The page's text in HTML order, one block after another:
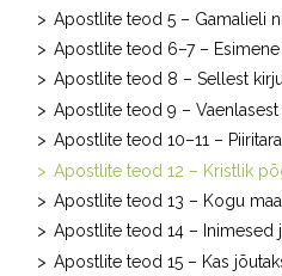
Apostlite teod 5 – Gamalieli
Apostlite teod 6–7 –
Apostlite teod 8 – Sellest
Apostlite teod 9 –
Apostlite teod 10–11 –
Apostlite teod 12 – Kristlik
Apostlite teod 13 – Kogu
Apostlite teod 14 – Inimesed
Apostlite teod 15 – Kas